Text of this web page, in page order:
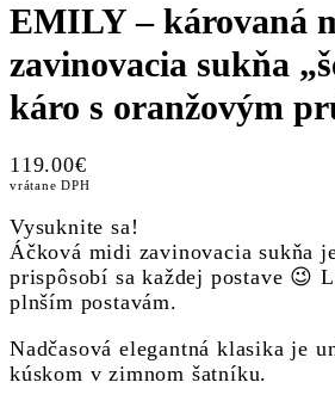
EMILY – károvaná
zavinovacia sukňa
káro s oranžovým
119.00€
vrátane DPH
Vysuknite sa!
Áčková midi zavinovacia sukňa
prispôsobí sa každej postave 😉
plnším postavám.
Nadčasová elegantná klasika je
kúskom v zimnom šatníku.